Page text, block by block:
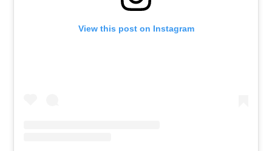
View this post on Instagram